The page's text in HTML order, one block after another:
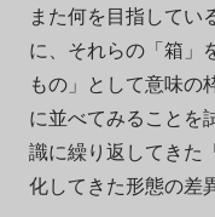
また何を目指してい
に、それらの「箱」
もの」として意味の
に並べてみることを
識に繰り返してきた
化してきた形態の差